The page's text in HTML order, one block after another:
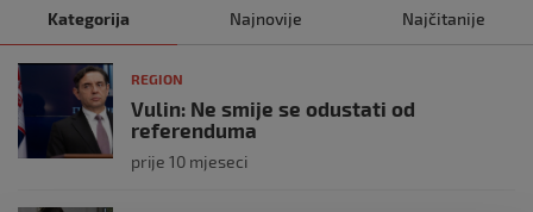
Kategorija Najnovije Najčitanije
REGION
Vulin: Ne smije se odustati od
referenduma
prije 10 mjeseci